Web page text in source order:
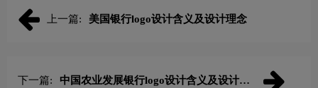
上一篇: 美国银行logo设计含义及设计理念
下一篇:
中国农业发展银行logo设计含义及设计理